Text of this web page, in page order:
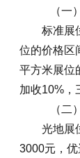
（一
标准展
位的价格区
平方米展位
加收10%，
（二
光地展
3000元，